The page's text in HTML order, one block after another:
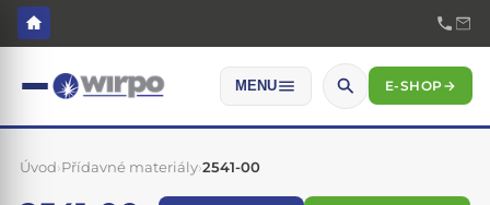
MENU E-SHOP→
Úvod›Přídavné materiály›2541-00